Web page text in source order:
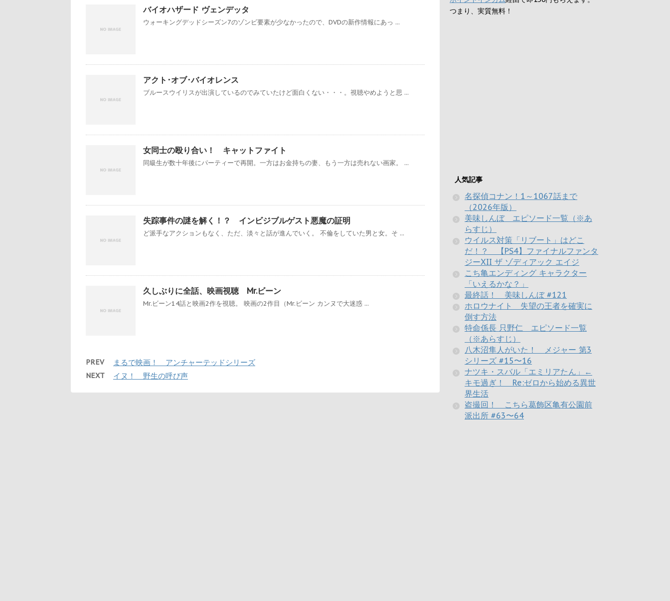
バイオハザード ヴェンデッタ
ウォーキングデッドシーズン7のゾンビ要素が少なかったので、DVDの新作情報にあっ ...
アクト･オブ･バイオレンス
ブルースウイリスが出演しているのでみていたけど面白くない・・・。視聴やめようと思 ...
女同士の殴り合い！ キャットファイト
同級生が数十年後にパーティーで再開。一方はお金持ちの妻、もう一方は売れない画家。 ...
失踪事件の謎を解く！？ インビジブルゲスト悪魔の証明
ど派手なアクションもなく、ただ、淡々と話が進んでいく。 不倫をしていた男と女。そ ...
久しぶりに全話、映画視聴 Mr.ビーン
Mr.ビーン14話と映画2作を視聴。 映画の2作目（Mr.ビーン カンヌで大迷惑 ...
PREV まるで映画！ アンチャーテッドシリーズ
NEXT イヌ！ 野生の呼び声
つまり、実質無料！
人気記事
名探偵コナン！1～1067話まで
（2026年版）
美味しんぼ エピソード一覧（※あ
らすじ）
ウイルス対策「リブート」はどこ
だ！？ 【PS4】ファイナルファンタ
ジーXII ザ ゾディアック エイジ
こち亀エンディング キャラクター
「いえるかな？」
最終話！ 美味しんぼ #121
ホロウナイト 失望の王者を確実に
倒す方法
特命係長 只野仁 エピソード一覧
（※あらすじ）
八木沼隼人がいた！ メジャー 第3
シリーズ #15〜16
ナツキ・スバル「エミリアたん」←
キモ過ぎ！ Re:ゼロから始める異世
界生活
盗撮回！ こちら葛飾区亀有公園前
派出所 #63〜64